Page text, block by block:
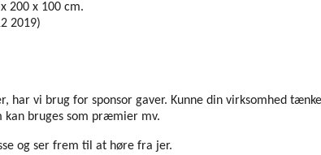
200 x 100 cm.
2019)
har vi brug for sponsor gaver. Kunne din virksomhed
kan bruges som præmier mv.
og ser frem til at høre fra jer.